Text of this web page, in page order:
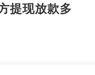
提现放款多